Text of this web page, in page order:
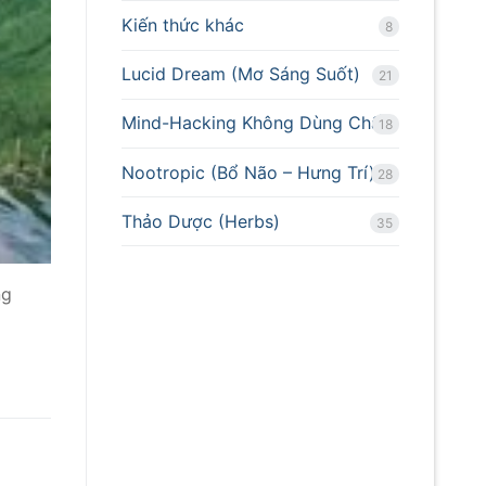
Kiến thức khác 8
Lucid Dream (Mơ Sáng Suốt) 21
Mind-Hacking Không Dùng Chất18
Nootropic (Bổ Não – Hưng Trí) 28
Thảo Dược (Herbs) 35